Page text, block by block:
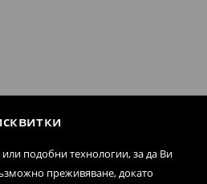
подобни технологии, за да Ви
преживяване, докато